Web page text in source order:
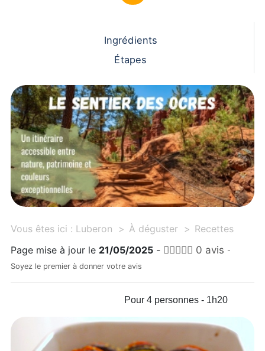
Ingrédients
Étapes
Vous êtes ici : Luberon À déguster
Recettes
Page mise à jour le 21/05/2025- 0 avis -
Soyez le premier à donner votre avis
Pour 4 personnes - 1h20